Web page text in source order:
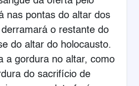
nas pontas do altar dos
o restante do
do altar do holocausto.
a gordura no altar, como
do sacrifício de